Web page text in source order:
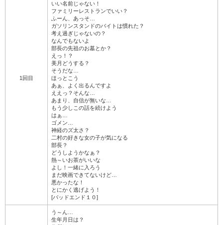
1回目
いい名前じゃない！
ファミリーレストランでいい？
ふーん、あっそ…
ガソリンスタンドのバイトは慣れた？
考え過ぎじゃないの？
なんでもないよ
部長の先祖のお墓とか？
えっ！？
美月どうする？
そうだな…
ほっとこう
あぁ、よく出るんですよ
ええっ？そんな…
あまり、自信が無いな…
もう少しこの話を続けよう
はぁ…
ゴメン…
神経のズ太さ？
二村の好きな女の子が気になる
部長？
どうしようかなぁ？
熱～いお茶がいいな
よし！一緒に入ろう
まだ映画できてないけど…
悪かったな！
とにかく逃げよう！
[バッドエンド１０]
う～ん…
生年月日は？